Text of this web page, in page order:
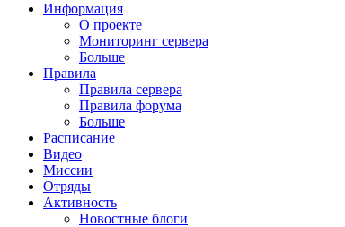
Информация
О проекте
Мониторинг сервера
Больше
Правила
Правила сервера
Правила форума
Больше
Расписание
Видео
Миссии
Отряды
Активность
Новостные блоги